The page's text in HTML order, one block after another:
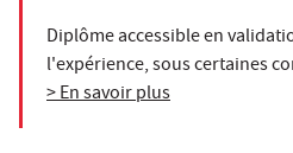
Diplôme accessible en
l'expérience, sous certaines
> En savoir plus